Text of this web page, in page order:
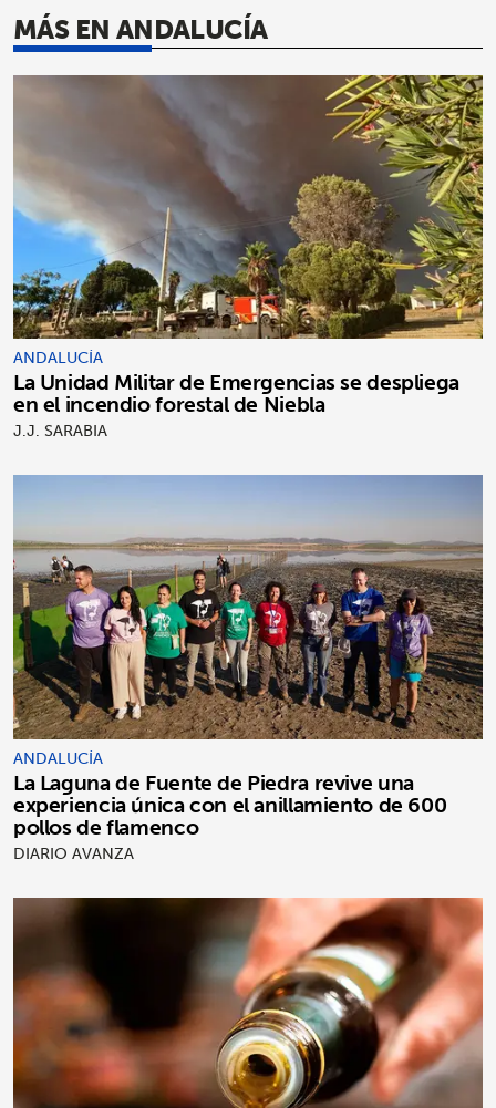
MÁS EN ANDALUCÍA
ANDALUCÍA
La Unidad Militar de Emergencias se despliega
en el incendio forestal de Niebla
J.J. SARABIA
ANDALUCÍA
La Laguna de Fuente de Piedra revive una
experiencia única con el anillamiento de 600
pollos de flamenco
DIARIO AVANZA